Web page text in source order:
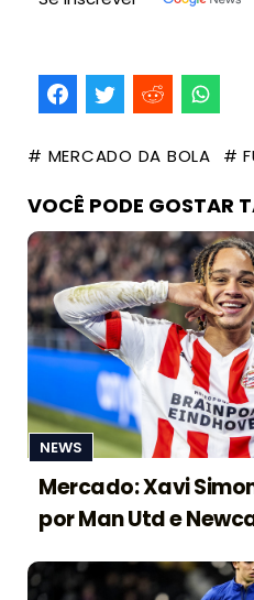
# MERCADO DA BOLA #
VOCÊ PODE GOSTAR
NEWS
Mercado: Xavi
por Man Utd e